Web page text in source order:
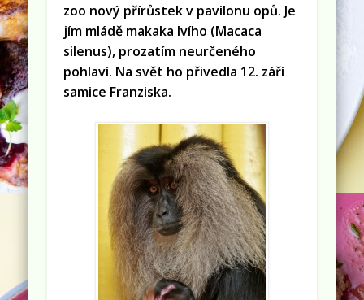
zoo nový přírůstek v pavilonu opů. Je
jím mládě makaka lvího (Macaca
silenus), prozatím neurčeného
pohlaví. Na svět ho přivedla 12. září
samice Franziska.